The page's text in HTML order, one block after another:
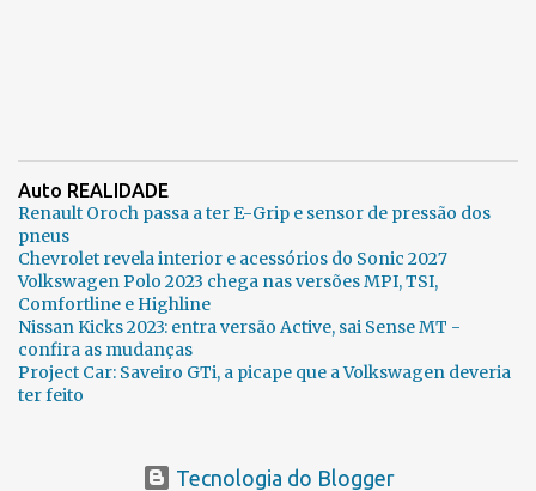
Auto REALIDADE
Renault Oroch passa a ter E-Grip e sensor de pressão dos
pneus
Chevrolet revela interior e acessórios do Sonic 2027
Volkswagen Polo 2023 chega nas versões MPI, TSI,
Comfortline e Highline
Nissan Kicks 2023: entra versão Active, sai Sense MT -
confira as mudanças
Project Car: Saveiro GTi, a picape que a Volkswagen deveria
ter feito
Tecnologia do Blogger